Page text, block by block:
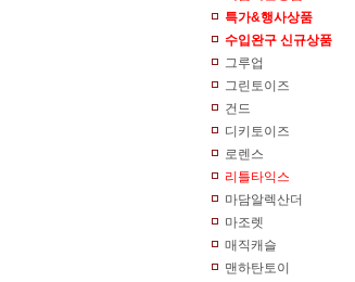
특가&행사상품
수입완구 신규상품
그루업
그린토이즈
건드
디키토이즈
로렌스
리틀타익스
마담알렉산더
마조렛
매직캐슬
맨하탄토이